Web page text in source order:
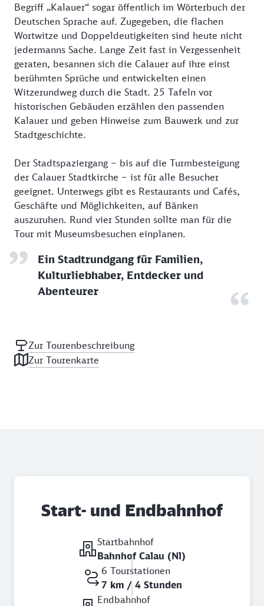
Begriff „Kalauer“ sogar öffentlich im Wörterbuch der
Deutschen Sprache auf. Zugegeben, die flachen
Wortwitze und Doppeldeutigkeiten sind heute nicht
jedermanns Sache. Lange Zeit fast in Vergessenheit
geraten, besannen sich die Calauer auf ihre einst
berühmten Sprüche und entwickelten einen
Witzerundweg durch die Stadt. 25 Tafeln vor
historischen Gebäuden erzählen den passenden
Kalauer und geben Hinweise zum Bauwerk und zur
Stadtgeschichte.
Der Stadtspaziergang – bis auf die Turmbesteigung
der Calauer Stadtkirche – ist für alle Besucher
geeignet. Unterwegs gibt es Restaurants und Cafés,
Geschäfte und Möglichkeiten, auf Bänken
auszuruhen. Rund vier Stunden sollte man für die
Tour mit Museumsbesuchen einplanen.
Ein Stadtrundgang für Familien,
Kulturliebhaber, Entdecker und
Abenteurer
Zur Tourenbeschreibung
Zur Tourenkarte
Start- und Endbahnhof
Startbahnhof
Bahnhof Calau (Nl)
6 Tourstationen
7 km / 4 Stunden
Endbahnhof